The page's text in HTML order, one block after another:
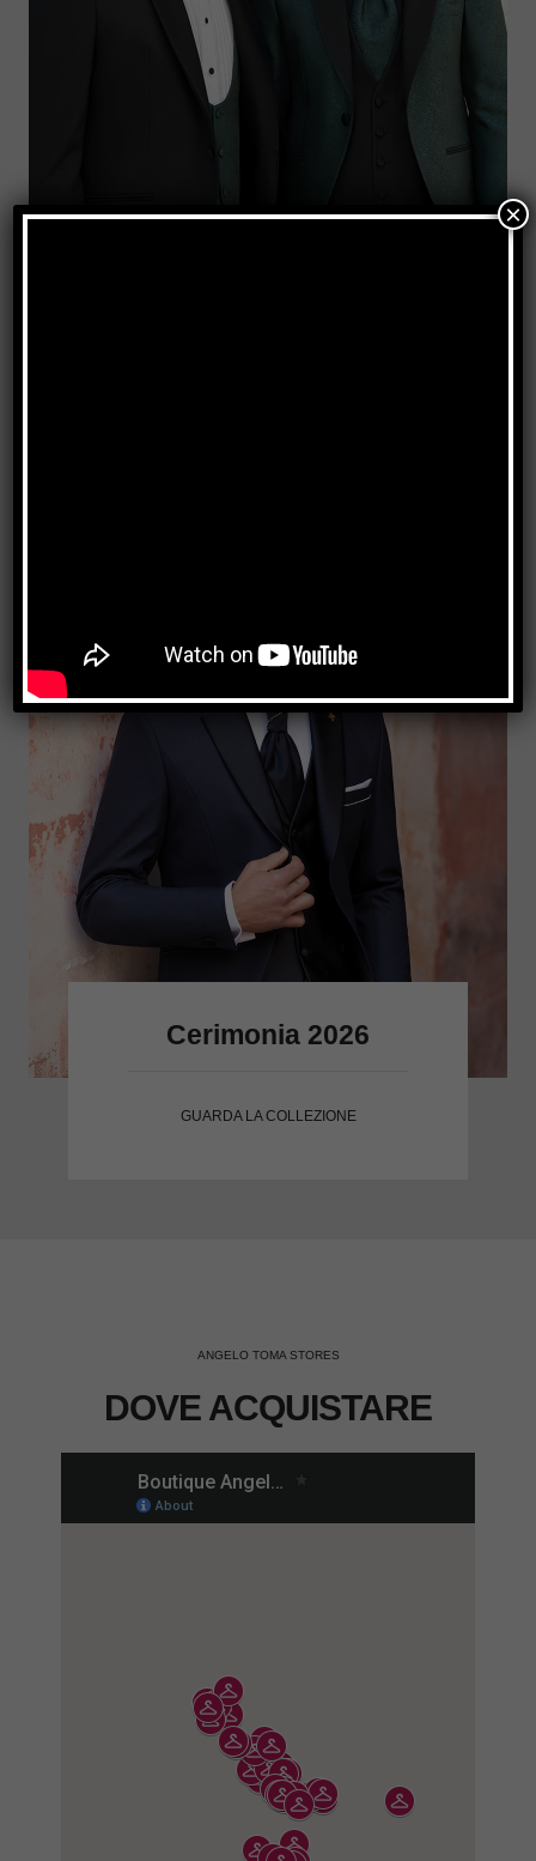
Cerimonia 2026
GUARDA LA COLLEZIONE
ANGELO TOMA STORES
DOVE ACQUISTARE
×